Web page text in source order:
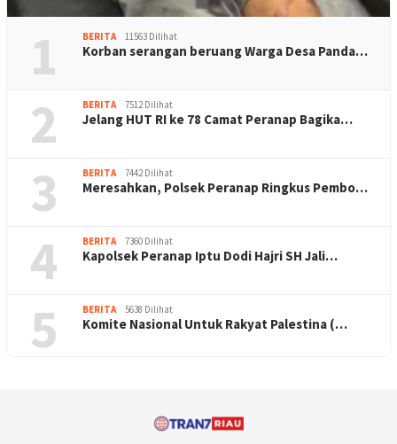
1 BERITA 11563 Dilihat
Korban serangan beruang Warga Desa Panda…
2 BERITA 7512 Dilihat
Jelang HUT RI ke 78 Camat Peranap Bagika…
3 BERITA 7442 Dilihat
Meresahkan, Polsek Peranap Ringkus Pembo…
4 BERITA 7360 Dilihat
Kapolsek Peranap Iptu Dodi Hajri SH Jali…
5 BERITA 5638 Dilihat
Komite Nasional Untuk Rakyat Palestina (…